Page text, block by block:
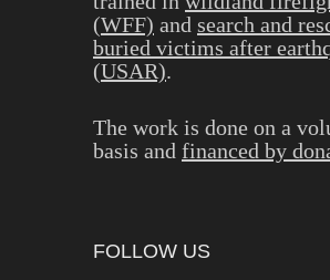
(WFF) and search and
buried victims after
(USAR).
The work is done on a
basis and financed by
FOLLOW US